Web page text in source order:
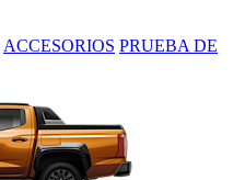
ACCESORIOS PRUEBA DE